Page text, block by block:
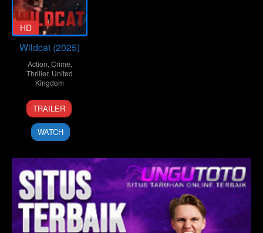
HD
Wildcat (2025)
Action, Crime,
Thriller, United
Kingdom
19
Nov
2025
James
Nunn
TRAILER
WATCH